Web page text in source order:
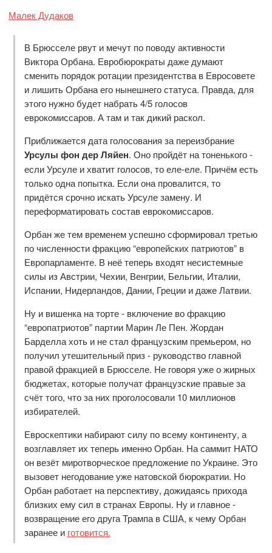
Малек Дудаков
В Брюсселе рвут и мечут по поводу активности
Виктора Орбана. Евробюрократы даже думают
сменить порядок ротации президентства в Евросовете
и лишить Орбана его нынешнего статуса. Правда, для
этого нужно будет набрать 4/5 голосов
еврокомиссаров. А там и так дикий раскол.
Приближается дата голосования за переизбрание
Урсулы фон дер Ляйен. Оно пройдёт на тоненького -
если Урсуле и хватит голосов, то еле-еле. Причём есть
только одна попытка. Если она провалится, то
придётся срочно искать Урсуле замену. И
переформатировать состав еврокомиссаров.
Орбан же тем временем успешно сформировал третью
по численности фракцию “европейских патриотов” в
Европарламенте. В неё теперь входят несистемные
силы из Австрии, Чехии, Венгрии, Бельгии, Италии,
Испании, Нидерландов, Дании, Греции и даже Латвии.
Ну и вишенка на торте - включение во фракцию
“европатриотов” партии Марин Ле Пен. Жордан
Барделла хоть и не стал французским премьером, но
получил утешительный приз - руководство главной
правой фракцией в Брюсселе. Не говоря уже о жирных
бюджетах, которые получат французские правые за
счёт того, что за них проголосовали 10 миллионов
избирателей.
Евроскептики набирают силу по всему континенту, а
возглавляет их теперь именно Орбан. На саммит НАТО
он везёт миротворческое предложение по Украине. Это
вызовет негодование уже натовской бюрократии. Но
Орбан работает на перспективу, дожидаясь прихода
близких ему сил в странах Европы. Ну и главное -
возвращение его друга Трампа в США, к чему Орбан
заранее и готовится.